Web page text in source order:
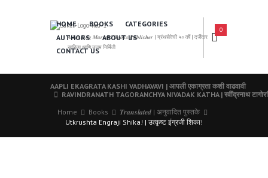
𝑨 𝑳𝒆𝒂𝒅𝒊𝒏𝒈 𝑴𝒂𝒓𝒂𝒕𝒉𝒊 𝑩𝒐𝒐𝒌𝒔 𝑷𝒖𝒃𝒍𝒊𝒔𝒉𝒆𝒓 | ग्रंथसेवेची ५० वर्षे | दर्जेदार
साहित्य आणि उत्तम निर्मिती
HOME BOOKS
CATEGORIES
AUTHORS
ABOUT US
CONTACT US
0
AAPLI EKAGRATA KASHI VADHAVAVI | आपली एकाग्रता कशी वाढवावी
RAVINDRANATH TAGORANCHYA NIVADAK KATHA | रवींद्रनाथ
Home
Books
𝑻𝒓𝒂𝒏𝒔𝒍𝒂𝒕𝒆𝒅 | अनुवादित पुस्तके
Utkrushta Engraji Shika! | उत्कृष्ट इंग्रजी शिका!